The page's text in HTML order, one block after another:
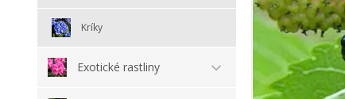
Kríky
Exotické rastliny